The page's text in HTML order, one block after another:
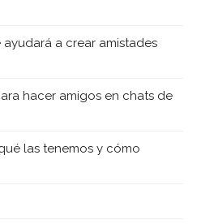
a crear amistades
hacer amigos en chats de
las tenemos y cómo